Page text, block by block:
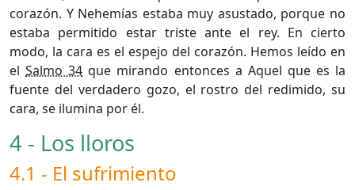
corazón. Y Nehemías estaba muy asustado, porque no
estaba permitido estar triste ante el rey. En cierto
modo, la cara es el espejo del corazón. Hemos leído en
elSalmo 34 que mirando entonces a Aquel que es la
fuente del verdadero gozo, el rostro del redimido, su
cara, se ilumina por él.
4 - Los lloros
4.1 - El sufrimiento